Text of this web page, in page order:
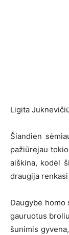
Ligita
Šiandien
pažiūrėjau
aiškina, kodėl
draugija
Daugybė homo
gauruotus
šunimis